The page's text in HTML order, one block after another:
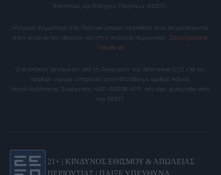
Εποπτείας και Ελέγχου Παιγνίων (ΕΕΕΠ).
Η συχνή συμμετοχή στα Παίγνια μπορεί να εκθέτει τους συμμετέχοντες
στον κίνδυνο του εθισμού και στην απώλεια περιουσίας. Στοιχηματίστε
Υπεύθυνα
Ο ιστότοπος λειτουργεί υπό τη διαχείριση της Betmarket (CY) Ltd και
παρέχει νόμιμα υπηρεσίες στην Ελλάδα με αριθμό Άδειας
Καταλληλότητας Συνεργάτη HGC-000018-AFF, που έχει χορηγηθεί από
την ΕΕΕΠ.
21+ | ΚΙΝΔΥΝΟΣ ΕΘΙΣΜΟΥ & ΑΠΩΛΕΙΑΣ
ΠΕΡΙΟΥΣΙΑΣ | ΠΑΙΞΕ ΥΠΕΥΘΥΝΑ